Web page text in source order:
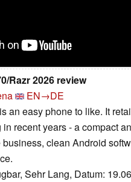
Razr 2026 review
EN→DE
an easy phone to like. It
recent years - a compact
clean Android
Sehr Lang, Datum: